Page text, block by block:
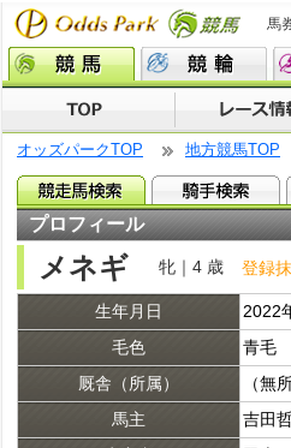
馬
オッズパークTOP 地方競馬TOP
プロフィール
メネギ 牝｜4 歳 登録
生年月日
2022
毛色
青毛
厩舎（所属）
（無
馬主
吉田